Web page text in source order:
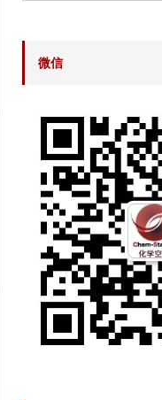
微信